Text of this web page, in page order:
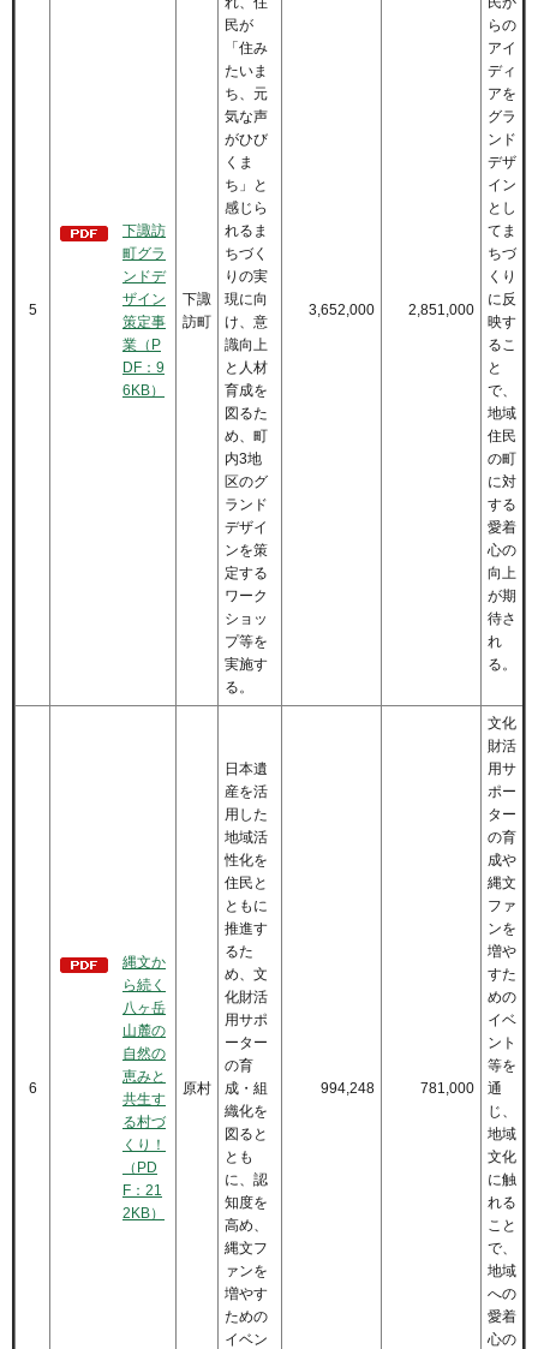
5
下諏訪
町グラ
ンドデ
ザイン
策定事
業（P
DF：9
6KB）
下諏
訪町
民が
「住み
たいま
ち、元
気な声
がひび
くま
ち」と
感じら
れるま
ちづく
りの実
現に向
け、意
識向上
と人材
育成を
図るた
め、町
内3地
区のグ
ランド
デザイ
ンを策
定する
ワーク
ショッ
プ等を
実施す
る。
3,652,000 2,851,000
らの
アイ
ディ
アを
グラ
ンド
デザ
イン
とし
てま
ちづ
くり
に反
映す
るこ
と
で、
地域
住民
の町
に対
する
愛着
心の
向上
が期
待さ
れ
る。
6
縄文か
ら続く
八ヶ岳
山麓の
自然の
恵みと
共生す
る村づ
くり！
（PD
F：21
2KB）
原村
日本遺
産を活
用した
地域活
性化を
住民と
ともに
推進す
るた
め、文
化財活
用サポ
ーター
の育
成・組
織化を
図ると
とも
に、認
知度を
高め、
縄文フ
ァンを
増やす
ための
イベン
994,248 781,000
文化
財活
用サ
ポー
ター
の育
成や
縄文
ファ
ンを
増や
すた
めの
イベ
ント
等を
通
じ、
地域
文化
に触
れる
こと
で、
地域
への
愛着
心の